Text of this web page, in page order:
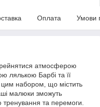
Оплата Умови
атмосферою
лялькою Барбі та її
набором, що містить
малюки зможуть
тренування та перемоги.